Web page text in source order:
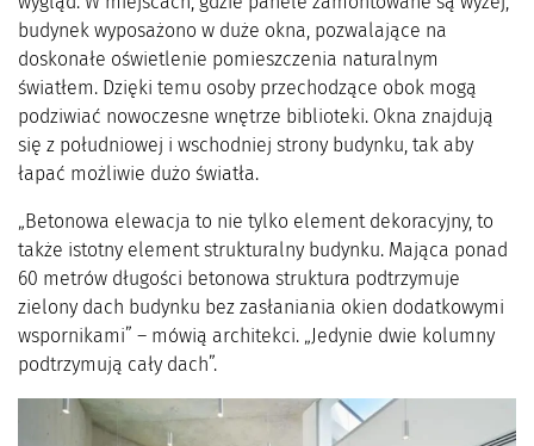
budynek wyposażono w duże okna, pozwalające na
doskonałe oświetlenie pomieszczenia naturalnym
światłem. Dzięki temu osoby przechodzące obok mogą
podziwiać nowoczesne wnętrze biblioteki. Okna znajdują
się z południowej i wschodniej strony budynku, tak aby
łapać możliwie dużo światła.
„Betonowa elewacja to nie tylko element dekoracyjny, to
także istotny element strukturalny budynku. Mająca ponad
60 metrów długości betonowa struktura podtrzymuje
zielony dach budynku bez zasłaniania okien dodatkowymi
wspornikami” – mówią architekci. „Jedynie dwie kolumny
podtrzymują cały dach”.